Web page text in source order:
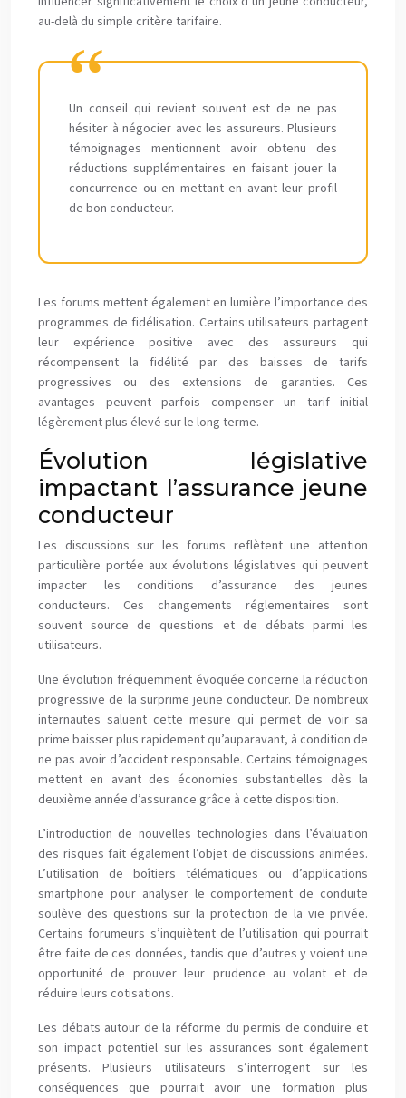
au-delà du simple critère tarifaire.
Un conseil qui revient souvent est de ne pas
hésiter à négocier avec les assureurs. Plusieurs
témoignages mentionnent avoir obtenu des
réductions supplémentaires en faisant jouer la
concurrence ou en mettant en avant leur profil
de bon conducteur.
Les forums mettent également en lumière l’importance des
programmes de fidélisation. Certains utilisateurs partagent
leur expérience positive avec des assureurs qui
récompensent la fidélité par des baisses de tarifs
progressives ou des extensions de garanties. Ces
avantages peuvent parfois compenser un tarif initial
légèrement plus élevé sur le long terme.
Évolution législative
impactant l’assurance jeune
conducteur
Les discussions sur les forums reflètent une attention
particulière portée aux évolutions législatives qui peuvent
impacter les conditions d’assurance des jeunes
conducteurs. Ces changements réglementaires sont
souvent source de questions et de débats parmi les
utilisateurs.
Une évolution fréquemment évoquée concerne la réduction
progressive de la surprime jeune conducteur. De nombreux
internautes saluent cette mesure qui permet de voir sa
prime baisser plus rapidement qu’auparavant, à condition de
ne pas avoir d’accident responsable. Certains témoignages
mettent en avant des économies substantielles dès la
deuxième année d’assurance grâce à cette disposition.
L’introduction de nouvelles technologies dans l’évaluation
des risques fait également l’objet de discussions animées.
L’utilisation de boîtiers télématiques ou d’applications
smartphone pour analyser le comportement de conduite
soulève des questions sur la protection de la vie privée.
Certains forumeurs s’inquiètent de l’utilisation qui pourrait
être faite de ces données, tandis que d’autres y voient une
opportunité de prouver leur prudence au volant et de
réduire leurs cotisations.
Les débats autour de la réforme du permis de conduire et
son impact potentiel sur les assurances sont également
présents. Plusieurs utilisateurs s’interrogent sur les
conséquences que pourrait avoir une formation plus